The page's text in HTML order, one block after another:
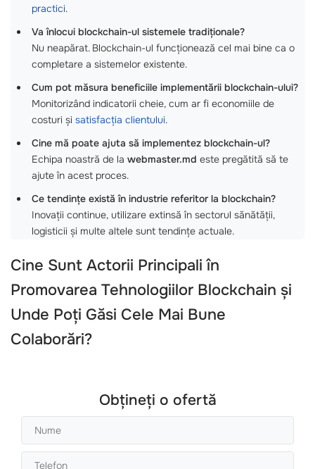
practici.
Va înlocui blockchain-ul sistemele tradiționale?
Nu neapărat. Blockchain-ul funcționează cel mai bine ca o
completare a sistemelor existente.
Cum pot măsura beneficiile implementării blockchain-ului?
Monitorizând indicatorii cheie, cum ar fi economiile de
costuri și satisfacția clientului.
Cine mă poate ajuta să implementez blockchain-ul?
Echipa noastră de la webmaster.md este pregătită să te
ajute în acest proces.
Ce tendințe există în industrie referitor la blockchain?
Inovații continue, utilizare extinsă în sectorul sănătății,
logisticii și multe altele sunt tendințe actuale.
Cine Sunt Actorii Principali în
Promovarea Tehnologiilor Blockchain și
Unde Poți Găsi Cele Mai Bune
Colaborări?
Obțineți o ofertă